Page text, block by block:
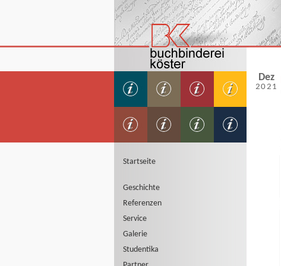
Startseite
Geschichte
Referenzen
Service
Galerie
Studentika
Dez
2021